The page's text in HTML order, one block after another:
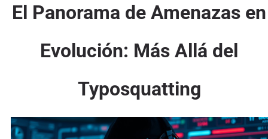
El Panorama de Amenazas en
Evolución: Más Allá del
Typosquatting